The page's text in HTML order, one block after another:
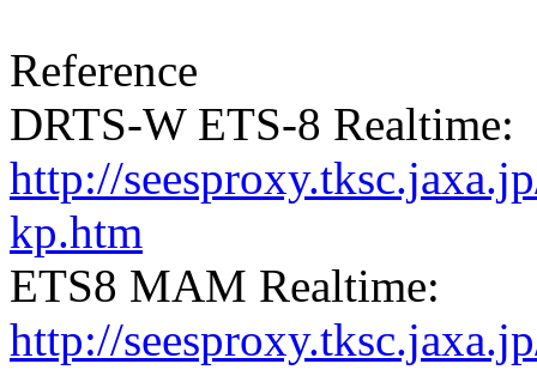
Reference
DRTS-W ETS-8 Realtime:
http://
kp.htm
ETS8 MAM Realtime:
http://